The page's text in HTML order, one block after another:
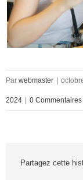
Par webmaster
2024 0 Commentaires
Partagez cette